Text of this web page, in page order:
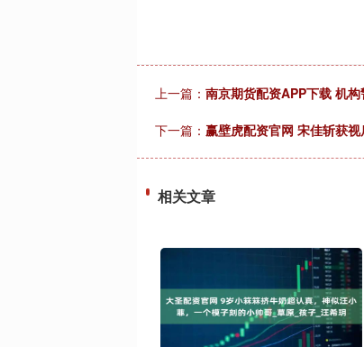
上一篇： 南京期货配资APP下载 机
下一篇： 赢壁虎配资官网 宋佳斩获
相关文章